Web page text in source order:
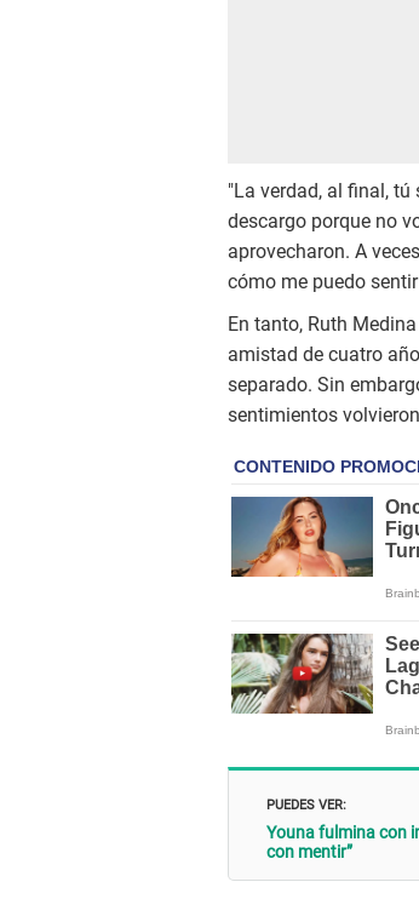
"La verdad, al final, tú
descargo porque no
aprovecharon. A
cómo me puedo
En tanto, Ruth
amistad de cuatro
separado. Sin
sentimientos
PUEDES VER:
Youna fulmina con
con mentir”